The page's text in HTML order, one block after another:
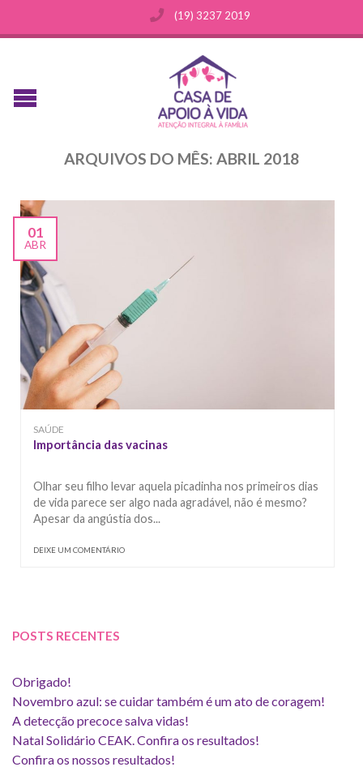
(19) 3237 2019
ARQUIVOS DO MÊS: ABRIL 2018
01
ABR
SAÚDE
Importância das vacinas
Olhar seu filho levar aquela picadinha nos primeiros dias
de vida parece ser algo nada agradável, não é mesmo?
Apesar da angústia dos...
DEIXE UM COMENTÁRIO
POSTS RECENTES
Obrigado!
Novembro azul: se cuidar também é um ato de coragem!
A detecção precoce salva vidas!
Natal Solidário CEAK. Confira os resultados!
Confira os nossos resultados!